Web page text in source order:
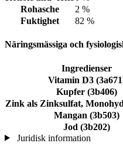
Rohasche
2 %
Fuktighet
82 %
Näringsmässiga och
Ingredienser
Vitamin D3
Kupfer (3b406)
Zink als Zinksulfat,
Mangan (3b503)
Jod (3b202)
Juridisk information